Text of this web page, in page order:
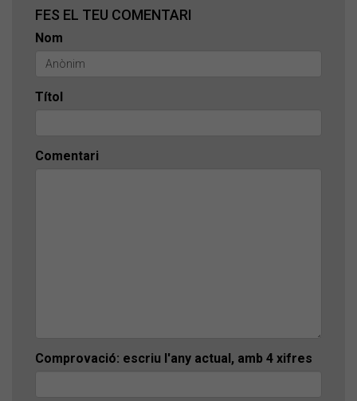
FES EL TEU COMENTARI
Nom
Títol
Comentari
Comprovació: escriu l'any actual, amb 4 xifres